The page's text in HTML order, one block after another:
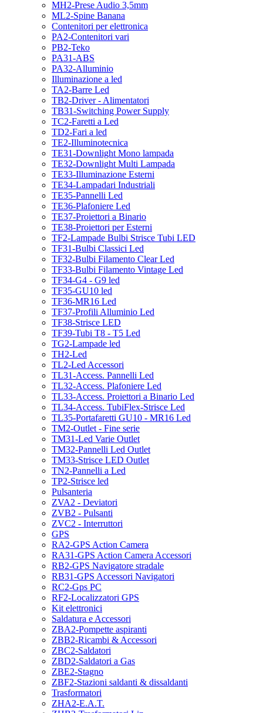
MH2-Prese Audio 3,5mm
ML2-Spine Banana
Contenitori per elettronica
PA2-Contenitori vari
PB2-Teko
PA31-ABS
PA32-Alluminio
Illuminazione a led
TA2-Barre Led
TB2-Driver - Alimentatori
TB31-Switching Power Supply
TC2-Faretti a Led
TD2-Fari a led
TE2-Illuminotecnica
TE31-Downlight Mono lampada
TE32-Downlight Multi Lampada
TE33-Illuminazione Esterni
TE34-Lampadari Industriali
TE35-Pannelli Led
TE36-Plafoniere Led
TE37-Proiettori a Binario
TE38-Proiettori per Esterni
TF2-Lampade Bulbi Strisce Tubi LED
TF31-Bulbi Classici Led
TF32-Bulbi Filamento Clear Led
TF33-Bulbi Filamento Vintage Led
TF34-G4 - G9 led
TF35-GU10 led
TF36-MR16 Led
TF37-Profili Alluminio Led
TF38-Strisce LED
TF39-Tubi T8 - T5 Led
TG2-Lampade led
TH2-Led
TL2-Led Accessori
TL31-Access. Pannelli Led
TL32-Access. Plafoniere Led
TL33-Access. Proiettori a Binario Led
TL34-Access. TubiFlex-Strisce Led
TL35-Portafaretti GU10 - MR16 Led
TM2-Outlet - Fine serie
TM31-Led Varie Outlet
TM32-Pannelli Led Outlet
TM33-Strisce LED Outlet
TN2-Pannelli a Led
TP2-Strisce led
Pulsanteria
ZVA2 - Deviatori
ZVB2 - Pulsanti
ZVC2 - Interruttori
GPS
RA2-GPS Action Camera
RA31-GPS Action Camera Accessori
RB2-GPS Navigatore stradale
RB31-GPS Accessori Navigatori
RC2-Gps PC
RF2-Localizzatori GPS
Kit elettronici
Saldatura e Accessori
ZBA2-Pompette aspiranti
ZBB2-Ricambi & Accessori
ZBC2-Saldatori
ZBD2-Saldatori a Gas
ZBE2-Stagno
ZBF2-Stazioni saldanti & dissaldanti
Trasformatori
ZHA2-E.A.T.